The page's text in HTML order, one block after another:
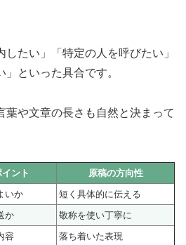
たい」「特定の人を呼びたい」
」といった具合です。
葉や文章の長さも自然と決まって
ント
原稿の方向性
いか
短く具体的に伝える
か
敬称を使い丁寧に
容 落ち着いた表現